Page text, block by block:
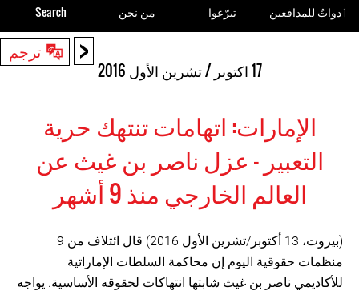
< ترجم
17 اكتوبر / تشرين الأول 2016
الإمارات: اتهامات تنتهك حرية
التعبير - عزل ناصر بن غيث عن
العالم الخارجي منذ 9 أشهر
(بيروت، 13 أكتوبر/تشرين الأول 2016) قال ائتلاف من 9
منظمات حقوقية اليوم إن محاكمة السلطات الإماراتية
للأكاديمي ناصر بن غيث شابتها انتهاكات لحقوقه الأساسية. يواجه
ٲدواتٌ للمدافعين تبرّعوا من نحن Search